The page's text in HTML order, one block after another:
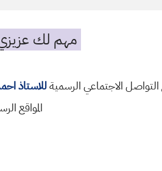
مهم لك عزيزي
الاجتماعي الرسميةللاستاذ
المواقع